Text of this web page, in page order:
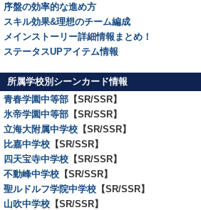
序盤の効率的な進め方
スキル効果&理想のチーム編成
メインストーリー詳細情報まとめ！
ステータスUPアイテム情報
所属学校別シーンカード情報
青春学園中等部 【SR/SSR】
氷帝学園中等部 【SR/SSR】
立海大附属中学校 【SR/SSR】
比嘉中学校 【SR/SSR】
四天宝寺中学校 【SR/SSR】
不動峰中学校 【SR/SSR】
聖ルドルフ学院中学校 【SR/SSR】
山吹中学校 【SR/SSR】